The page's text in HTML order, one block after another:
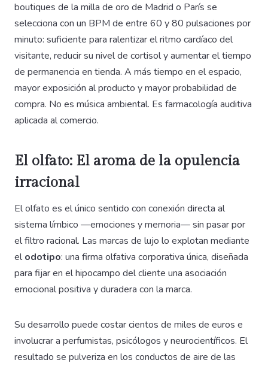
boutiques de la milla de oro de Madrid o París se
selecciona con un BPM de entre 60 y 80 pulsaciones por
minuto: suficiente para ralentizar el ritmo cardíaco del
visitante, reducir su nivel de cortisol y aumentar el tiempo
de permanencia en tienda. A más tiempo en el espacio,
mayor exposición al producto y mayor probabilidad de
compra. No es música ambiental. Es farmacología auditiva
aplicada al comercio.
El olfato: El aroma de la opulencia
irracional
El olfato es el único sentido con conexión directa al
sistema límbico —emociones y memoria— sin pasar por
el filtro racional. Las marcas de lujo lo explotan mediante
elodotipo: una firma olfativa corporativa única, diseñada
para fijar en el hipocampo del cliente una asociación
emocional positiva y duradera con la marca.
Su desarrollo puede costar cientos de miles de euros e
involucrar a perfumistas, psicólogos y neurocientíficos. El
resultado se pulveriza en los conductos de aire de las